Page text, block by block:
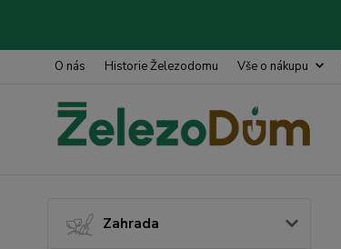
O nás Historie Železodomu Vše o nákupu
Zahrada